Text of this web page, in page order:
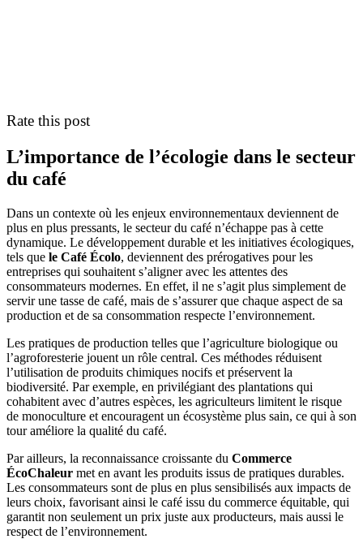
Rate this post
L’importance de l’écologie dans le secteur
du café
Dans un contexte où les enjeux environnementaux deviennent de
plus en plus pressants, le secteur du café n’échappe pas à cette
dynamique. Le développement durable et les initiatives écologiques,
tels que le Café Écolo, deviennent des prérogatives pour les
entreprises qui souhaitent s’aligner avec les attentes des
consommateurs modernes. En effet, il ne s’agit plus simplement de
servir une tasse de café, mais de s’assurer que chaque aspect de sa
production et de sa consommation respecte l’environnement.
Les pratiques de production telles que l’agriculture biologique ou
l’agroforesterie jouent un rôle central. Ces méthodes réduisent
l’utilisation de produits chimiques nocifs et préservent la
biodiversité. Par exemple, en privilégiant des plantations qui
cohabitent avec d’autres espèces, les agriculteurs limitent le risque
de monoculture et encouragent un écosystème plus sain, ce qui à son
tour améliore la qualité du café.
Par ailleurs, la reconnaissance croissante du Commerce
ÉcoChaleur met en avant les produits issus de pratiques durables.
Les consommateurs sont de plus en plus sensibilisés aux impacts de
leurs choix, favorisant ainsi le café issu du commerce équitable, qui
garantit non seulement un prix juste aux producteurs, mais aussi le
respect de l’environnement.